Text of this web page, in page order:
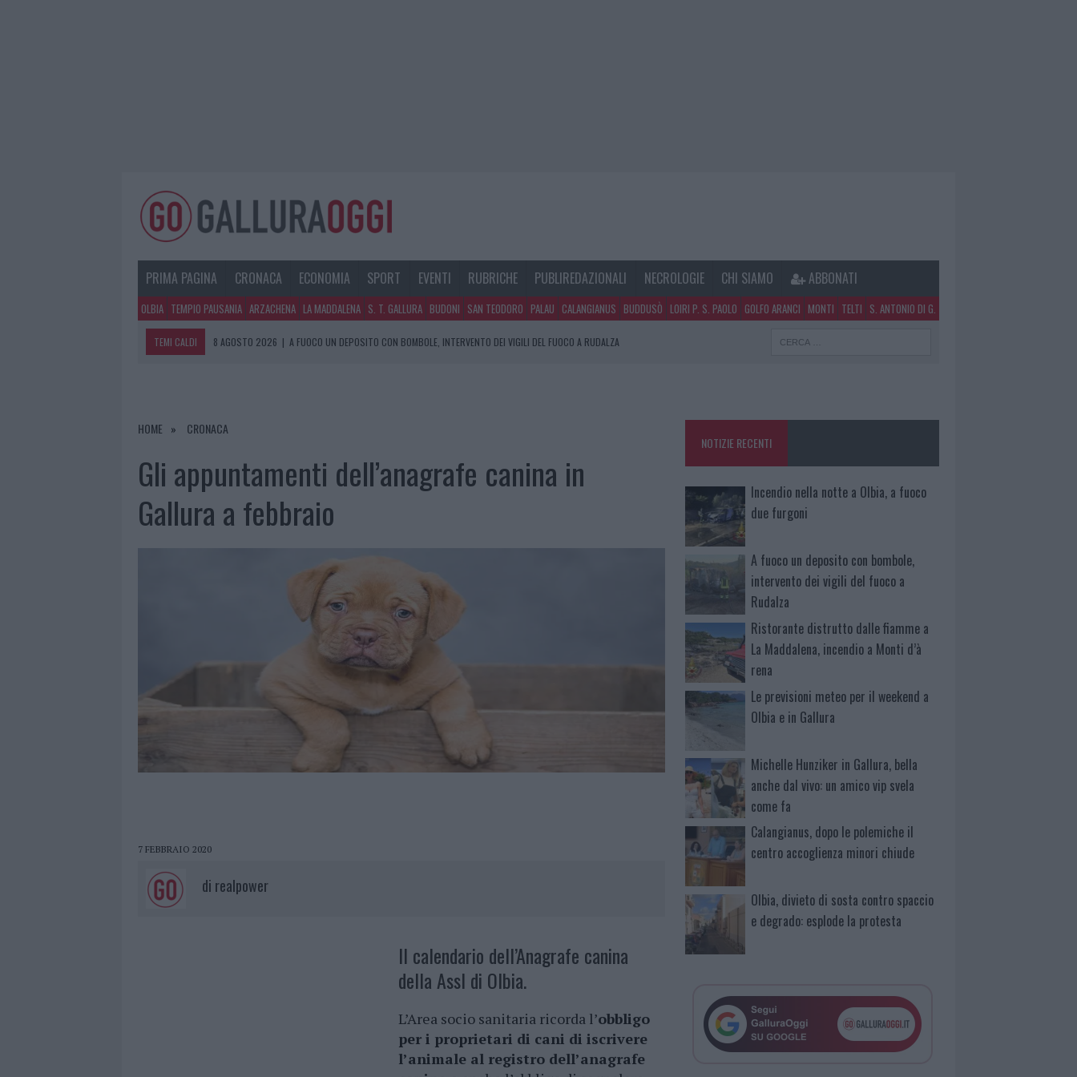
PRIMA PAGINA CRONACA ECONOMIA SPORT EVENTI RUBRICHE PUBLIREDAZIONALI NECROLOGIE CHI SIAMO ABBONATI
OLBIA TEMPIO PAUSANIA ARZACHENA LA MADDALENA S. T. GALLURA BUDONI SAN TEODORO PALAU CALANGIANUS BUDDUSÒ LOIRI P. S. PAOLO GOLFO ARANCI MONTI TELTI S. ANTONIO DI G.
TEMI CALDI 8 AGOSTO 2026 | A FUOCO UN DEPOSITO CON BOMBOLE, INTERVENTO DEI VIGILI DEL FUOCO A RUDALZA
7 AGOSTO 2026
|
HOME CRONACA
Gli appuntamenti dell’anagrafe canina in
Gallura a febbraio
7 FEBBRAIO 2020
di realpower
Il calendario dell’Anagrafe canina
della Assl di Olbia.
L’Area socio sanitaria ricorda l’obbligo
per i proprietari di cani di iscrivere
l’animale al registro dell’anagrafe
NOTIZIE RECENTI
Incendio nella notte a Olbia, a fuoco
due furgoni
A fuoco un deposito con bombole,
intervento dei vigili del fuoco a
Rudalza
Ristorante distrutto dalle fiamme a
La Maddalena, incendio a Monti d’à
rena
Le previsioni meteo per il weekend a
Olbia e in Gallura
Michelle Hunziker in Gallura, bella
anche dal vivo: un amico vip svela
come fa
Calangianus, dopo le polemiche il
centro accoglienza minori chiude
Olbia, divieto di sosta contro spaccio
e degrado: esplode la protesta